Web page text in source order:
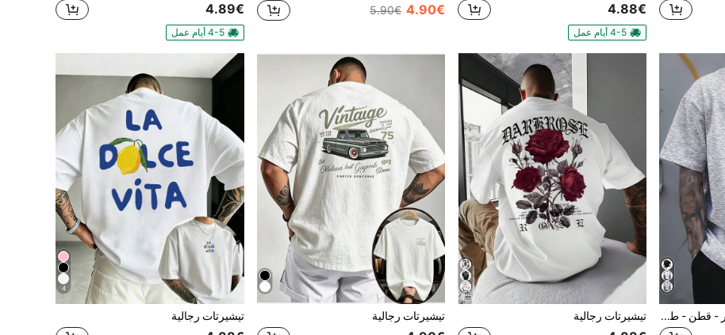
4.88€
4-5 أيام عمل
4.90€
5.90€
4.89€
4-5 أيام عمل
تي شيرت رجالي مقاس كبير - قطن - طباعة كوكب إبداعية - أكمام قصيرة - ياقة دائرية كاجوال - تي شيرت متعدد الاستخدامات ومريح - مجموعة الربيع والصيف تيشيرتات رجالية تيشيرتات رجالية
4
تيشيرتات رجالية